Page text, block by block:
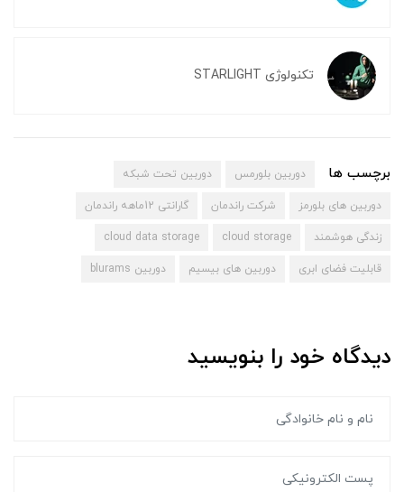
تکنولوژی STARLIGHT
برچسب ها دوربین بلورمس دوربین تحت شبکه
دوربین های بلورمز شرکت راندمان گارانتی 12ماهه راندمان
زندگی هوشمند cloud storage
cloud data storage
قابلیت فضای ابری دوربین های بیسیم دوربین blurams
دیدگاه خود را بنویسید